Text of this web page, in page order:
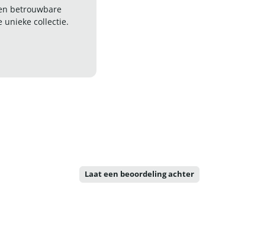
betrouwbare
unieke collectie.
Laat een beoordeling achter